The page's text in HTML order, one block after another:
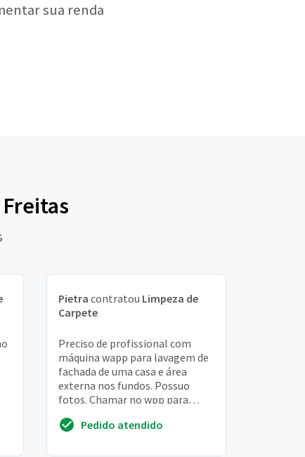
sua renda
Pietra contratou Limpeza de
Carpete
Preciso de profissional com
máquina wapp para lavagem de
fachada de uma casa e área
externa nos fundos. Possuo
fotos. Chamar no wpp para
Pedido atendido